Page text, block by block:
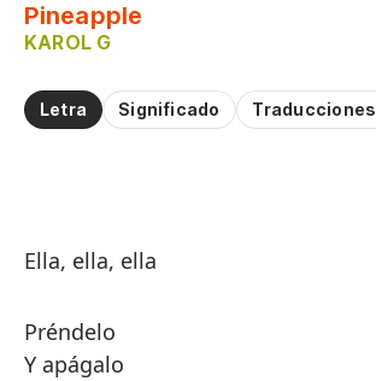
Pineapple
KAROL G
Letra Significado Traducciones
Ella, ella, ella
Préndelo
Y apágalo
Practicar la pronunciación de